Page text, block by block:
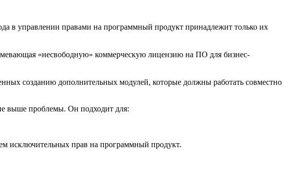
в управлении правами на программный продукт принадлежит только их
«несвободную» коммерческую лицензию на ПО для бизнес-
созданию дополнительных модулей, которые должны работать совместно
выше проблемы. Он подходит для:
исключительных прав на программный продукт.